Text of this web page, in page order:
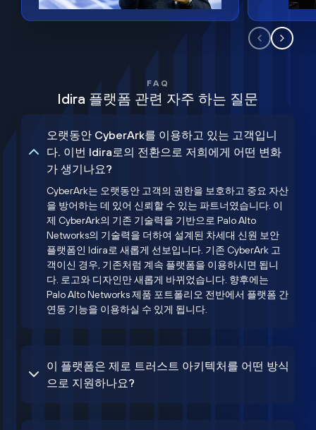
FAQ
Idira 플랫폼 관련 자주 하는 질문
오랫동안 CyberArk를 이용하고 있는 고객입니
다. 이번 Idira로의 전환으로 저희에게 어떤 변화
가 생기나요?
CyberArk는 오랫동안 고객의 권한을 보호하고 중요 자산
을 방어하는 데 있어 신뢰할 수 있는 파트너였습니다. 이
제 CyberArk의 기존 기술력을 기반으로 Palo Alto
Networks의 기술력을 더하여 설계된 차세대 신원 보안
플랫폼인 Idira로 새롭게 선보입니다. 기존 CyberArk 고
객이신 경우, 기존처럼 계속 플랫폼을 이용하시면 됩니
다. 로고와 디자인만 새롭게 바뀌었습니다. 향후에는
Palo Alto Networks 제품 포트폴리오 전반에서 플랫폼 간
연동 기능을 이용하실 수 있게 됩니다.
이 플랫폼은 제로 트러스트 아키텍처를 어떤 방식
으로 지원하나요?